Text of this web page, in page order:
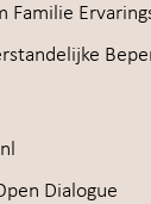
Familie
Dialogue